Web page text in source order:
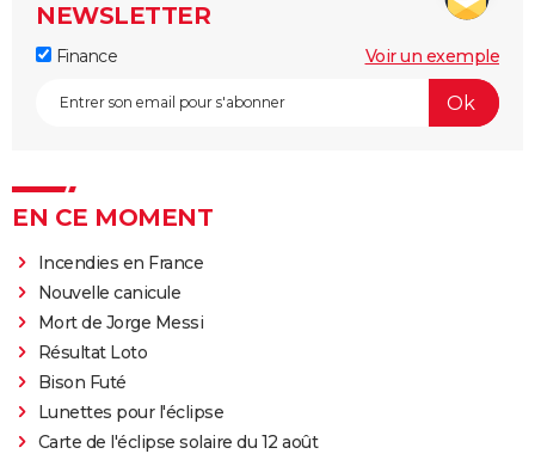
NEWSLETTER
Finance Voir un exemple
EN CE MOMENT
Incendies en France
Nouvelle canicule
Mort de Jorge Messi
Résultat Loto
Bison Futé
Lunettes pour l'éclipse
Carte de l'éclipse solaire du 12 août